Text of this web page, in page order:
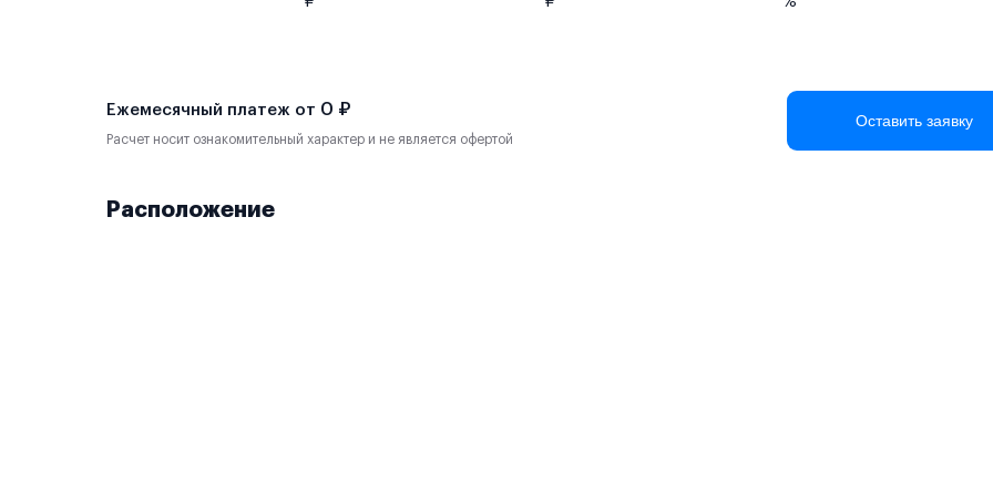
Ежемесячный платеж от 0 ₽
Расчет носит ознакомительный характер и не является офертой
Оставить заявку
Расположение